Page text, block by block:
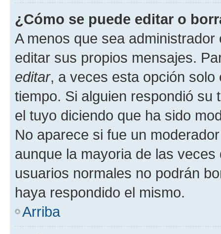
¿Cómo se puede editar o
A menos que sea
editar sus propios mensajes.
editar, a veces esta opción
tiempo. Si alguien respondió
el tuyo diciendo que ha sido
No aparece si fue un
aunque la mayoria de las
usuarios normales no podrán
haya respondido el mismo.
Arriba